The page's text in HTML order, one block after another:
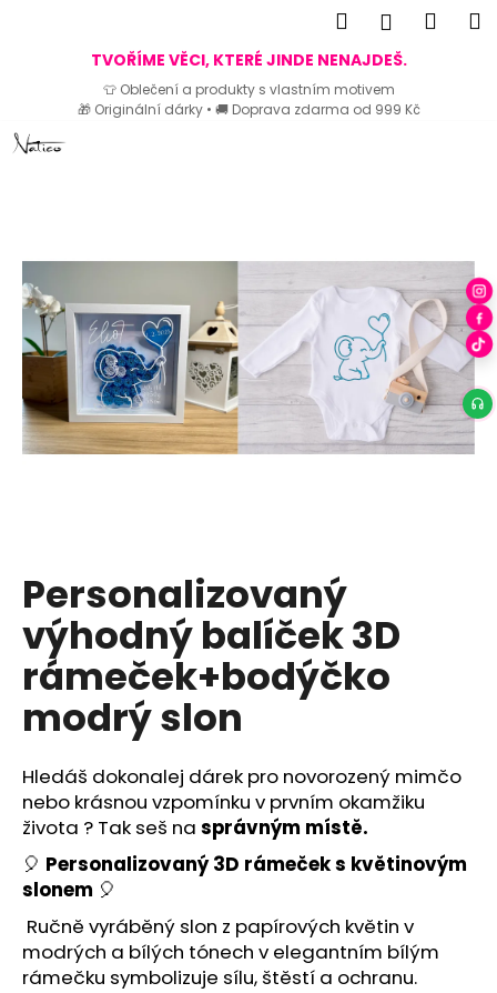
TVOŘÍME VĚCI, KTERÉ JINDE NENAJDEŠ.
👕 Oblečení a produkty s vlastním motivem
🎁 Originální dárky • 🚚 Doprava zdarma od 999 Kč
Přejít
na
Hledat
Personalizovaný
výhodný balíček 3D
rámeček+bodýčko
modrý slon
Hledáš dokonalej dárek pro novorozený mimčo
nebo krásnou vzpomínku v prvním okamžiku
života ? Tak seš na správným místě.
🎈 Personalizovaný 3D rámeček s květinovým
slonem 🎈
Ručně vyráběný slon z papírových květin v
modrých a bílých tónech v elegantním bílým
rámečku symbolizuje sílu, štěstí a ochranu.
Zpět
Zpět
o
ř
e
b
u
e
t
í
t
?
D
o
p
o
r
u